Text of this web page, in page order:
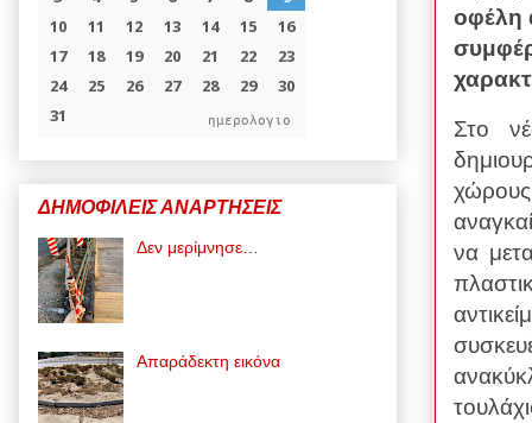
οφέλη
Στο
να
ημερολογιο
ΔΗΜΟΦΙΛΕΙΣ ΑΝΑΡΤΗΣΕΙΣ
Δεν μερίμνησε…
Απαράδεκτη εικόνα